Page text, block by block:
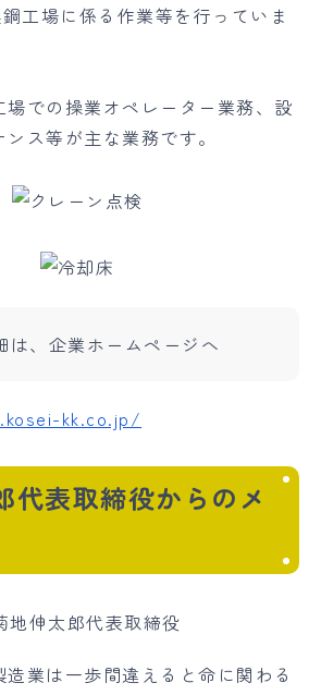
工場に係る作業等を行っていま
での操業オペレーター業務、設
ス等が主な業務です。
は、企業ホームページへ
kk.co.jp/
代表取締役からのメ
業は一歩間違えると命に関わる